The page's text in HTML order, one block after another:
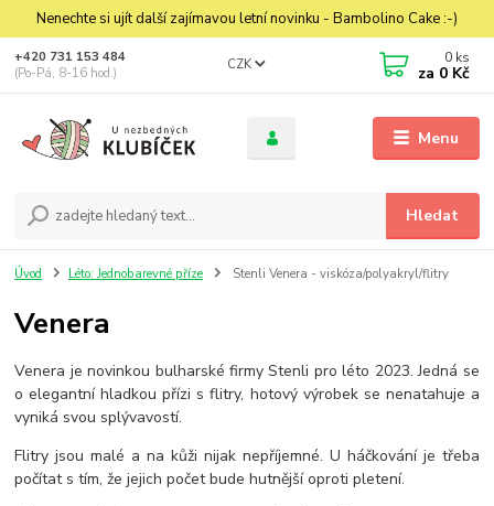
Nenechte si ujít další zajímavou letní novinku - Bambolino Cake :-)
Menu
CZK
Hledat
+420 731 153 484
(Po-Pá, 8-16 hod.)
0 ks
za 0 Kč
Úvod Léto: Jednobarevné příze Stenli Venera - viskóza/polyakryl/flitry
Venera
Venera je novinkou bulharské firmy Stenli pro léto 2023. Jedná se
o elegantní hladkou přízi s flitry, hotový výrobek se nenatahuje a
vyniká svou splývavostí.
Flitry jsou malé a na kůži nijak nepříjemné. U háčkování je třeba
počítat s tím, že jejich počet bude hutnější oproti pletení.